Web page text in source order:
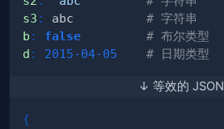
s3 : abc # 字符串
b : false
# 布尔类型
d : 2015-04-05 # 日期类型
↓ 等效的 JSON
{